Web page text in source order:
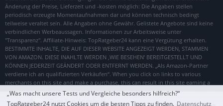
Zum Top Angebot
„Was macht unsere Tests und Vergleiche besonders hilfreich?“
TopRatgeber24 nutzt Cookies um die besten Tipps zu finden. Datenschutz